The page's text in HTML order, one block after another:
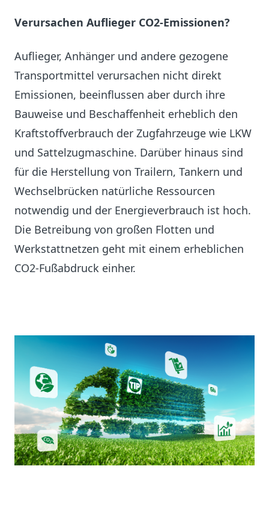
Verursachen Auflieger CO2-Emissionen?
Auflieger, Anhänger und andere gezogene
Transportmittel verursachen nicht direkt
Emissionen, beeinflussen aber durch ihre
Bauweise und Beschaffenheit erheblich den
Kraftstoffverbrauch der Zugfahrzeuge wie LKW
und Sattelzugmaschine. Darüber hinaus sind
für die Herstellung von Trailern, Tankern und
Wechselbrücken natürliche Ressourcen
notwendig und der Energieverbrauch ist hoch.
Die Betreibung von großen Flotten und
Werkstattnetzen geht mit einem erheblichen
CO2-Fußabdruck einher.